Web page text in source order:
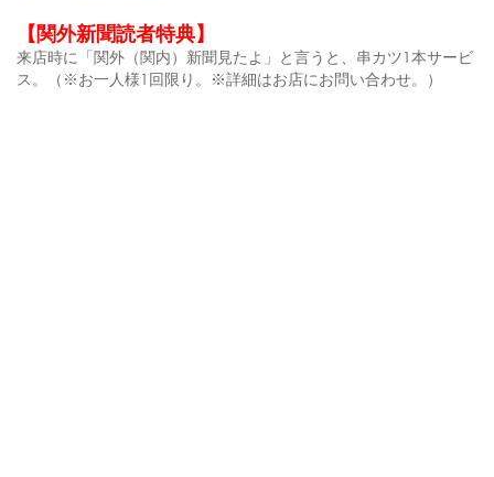
【関外新聞読者特典】
来店時に「関外（関内）新聞見たよ」と言うと、串カツ1本サービ
ス。（※お一人様1回限り。※詳細はお店にお問い合わせ。）